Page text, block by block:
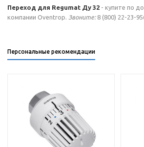
Переход для Regumat Ду 32 - купите по
компании Oventrop. Звоните:8 (800) 22-23-
Персональные рекомендации